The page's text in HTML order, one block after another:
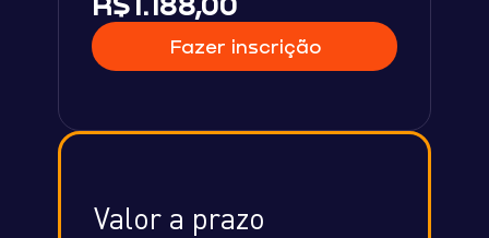
Fazer inscrição
Valor a prazo